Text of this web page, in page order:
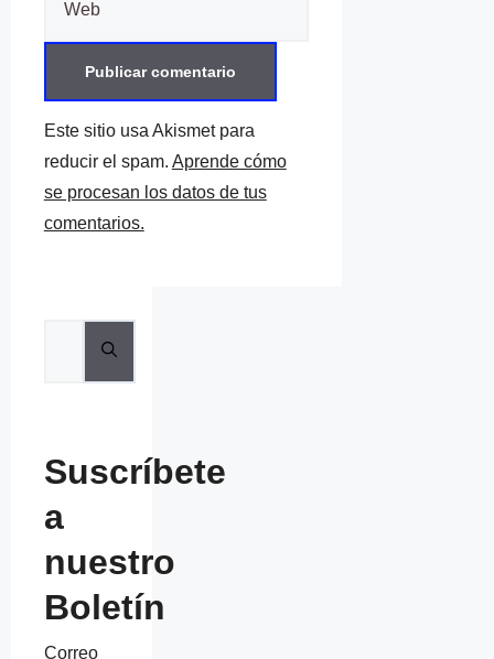
Este sitio usa Akismet para
reducir el spam. Aprende cómo
se procesan los datos de tus
comentarios.
Suscríbete
a
nuestro
Boletín
Correo